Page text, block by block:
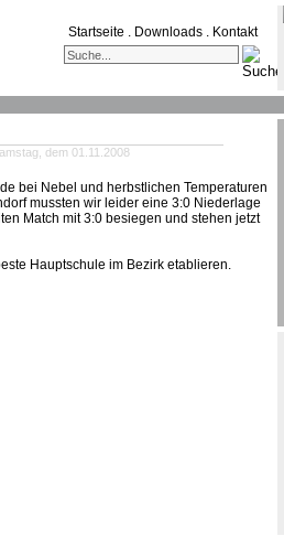
Startseite . Downloads . Kontakt
dem 01.11.2008
bei Nebel und herbstlichen Temperaturen
mussten wir leider eine 3:0 Niederlage
Match mit 3:0 besiegen und stehen jetzt
Hauptschule im Bezirk etablieren.